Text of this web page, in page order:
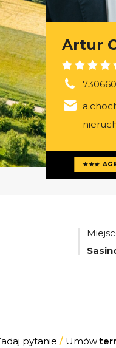
★★★
Artur
Więcej
pytanie / Umów